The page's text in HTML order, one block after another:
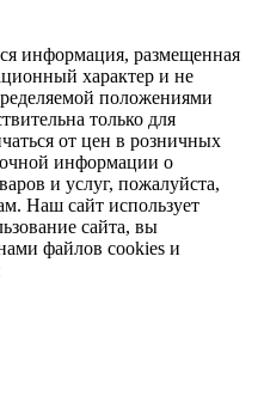
информация, размещенная
характер и не
положениями
только для
от цен в розничных
информации о
и услуг, пожалуйста,
Наш сайт использует
сайта, вы
файлов cookies и